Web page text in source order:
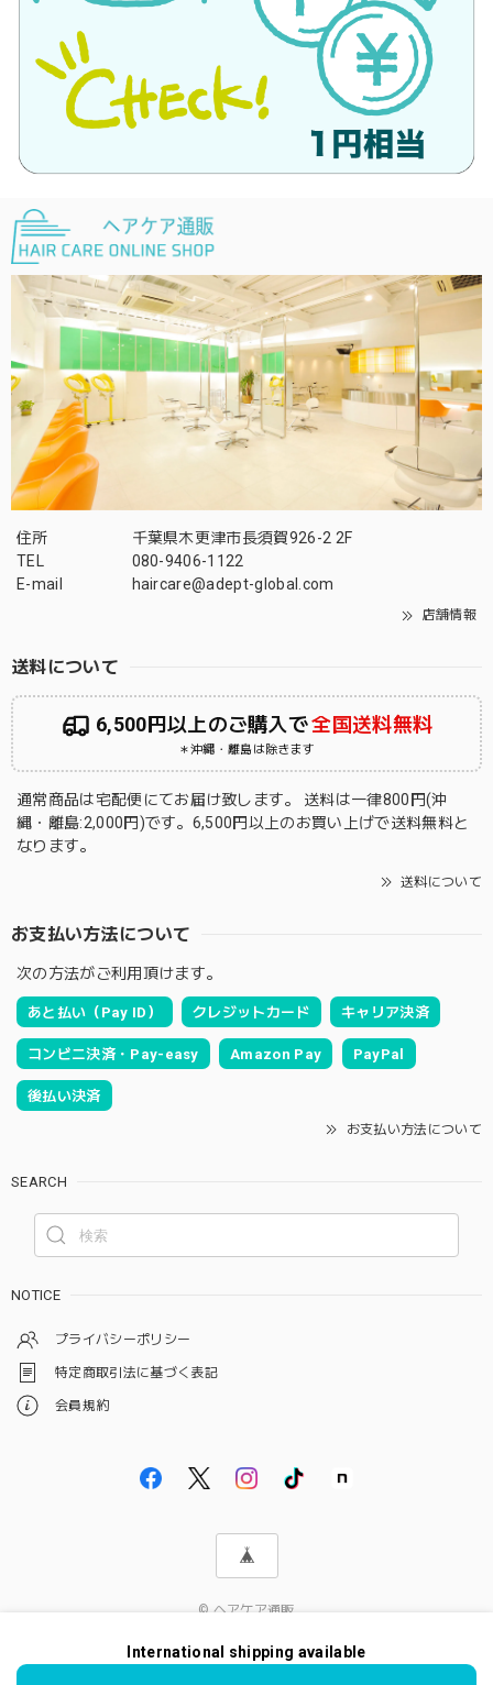
住所
千葉県木更津市長須賀926-2 2F
TEL
080-9406-1122
E-mail
haircare@adept-global.com
店舗情報
送料について
6,500円以上のご購入で全国送料無料
＊沖縄・離島は除きます
通常商品は宅配便にてお届け致します。 送料は一律800円(沖
縄・離島:2,000円)です。6,500円以上のお買い上げで送料無料と
なります。
送料について
お支払い方法について
次の方法がご利用頂けます。
あと払い（Pay ID） クレジットカード キャリア決済
コンビニ決済・Pay-easy Amazon Pay PayPal
後払い決済
お支払い方法について
SEARCH
NOTICE
プライバシーポリシー
特定商取引法に基づく表記
会員規約
© ヘアケア通販
International shipping available